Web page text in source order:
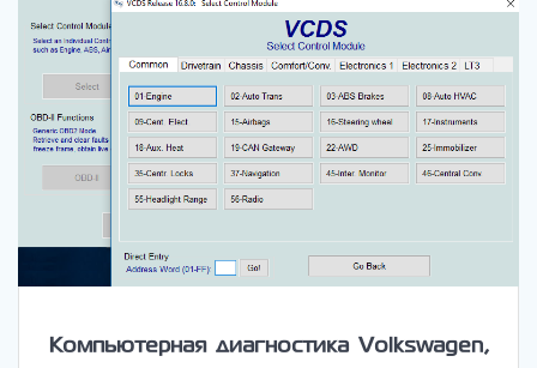
Компьютерная диагностика Volkswagen,